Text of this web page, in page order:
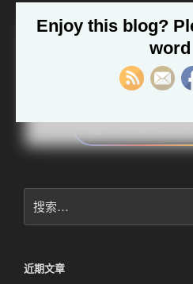
Bahasa Melayu
索：
近期文章
Enjoy this blog?